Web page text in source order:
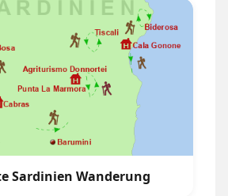
Sardinien Wanderung